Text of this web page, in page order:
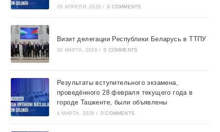
28 АПРЕЛЯ, 2026 / 0 COMMENTS
Визит делегации Республики Беларусь в ТТПУ
30 МАРТА, 2026 / 0 COMMENTS
Результаты вступительного экзамена,
проведённого 28 февраля текущего года в
городе Ташкентe, были объявлены
4 МАРТА, 2026 / 0 COMMENTS